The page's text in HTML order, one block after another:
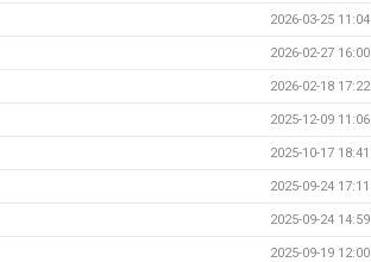
2026-03-25 11:04
2026-02-27 16:00
2026-02-18 17:22
2025-12-09 11:06
2025-10-17 18:41
2025-09-24 17:11
2025-09-24 14:59
2025-09-19 12:00